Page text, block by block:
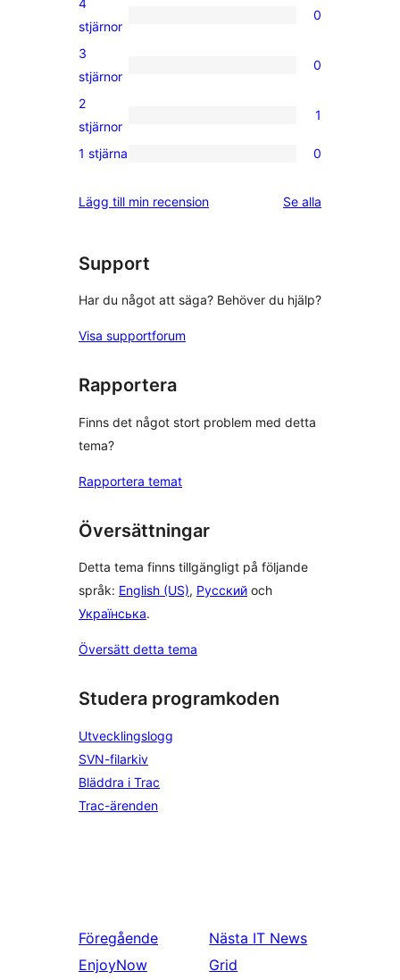
stjärnig
0
4-
stjärniga
stjärnor
0
0
3-
stjärniga
3
stjärnor
0
1
2-
recension
2
stjärnor
1
0
stjärniga
1 stjärna 0
Lägg till min recension Se alla
Support
Har du något att säga? Behöver du hjälp?
Visa supportforum
Rapportera
Finns det något stort problem med detta
tema?
Rapportera temat
Översättningar
Detta tema finns tillgängligt på följande
språk: English (US), Русский och
Українська.
Översätt detta tema
Studera programkoden
Utvecklingslogg
SVN-filarkiv
Bläddra i Trac
Trac-ärenden
Föregående
EnjoyNow
Nästa IT News
Grid